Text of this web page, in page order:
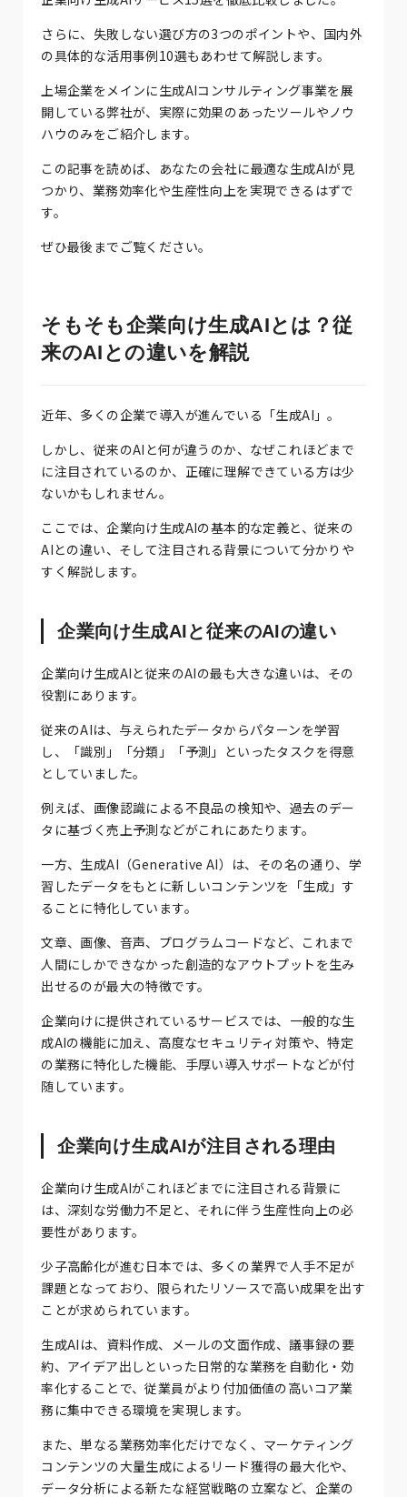
さらに、失敗しない選び方の3つのポイントや、国内外
の具体的な活用事例10選もあわせて解説します。
上場企業をメインに生成AIコンサルティング事業を展
開している弊社が、実際に効果のあったツールやノウ
ハウのみをご紹介します。
この記事を読めば、あなたの会社に最適な生成AIが見
つかり、業務効率化や生産性向上を実現できるはずで
す。
ぜひ最後までご覧ください。
そもそも企業向け生成AIとは？従
来のAIとの違いを解説
近年、多くの企業で導入が進んでいる「生成AI」。
しかし、従来のAIと何が違うのか、なぜこれほどまで
に注目されているのか、正確に理解できている方は少
ないかもしれません。
ここでは、企業向け生成AIの基本的な定義と、従来の
AIとの違い、そして注目される背景について分かりや
すく解説します。
企業向け生成AIと従来のAIの違い
企業向け生成AIと従来のAIの最も大きな違いは、その
役割にあります。
従来のAIは、与えられたデータからパターンを学習
し、「識別」「分類」「予測」といったタスクを得意
としていました。
例えば、画像認識による不良品の検知や、過去のデー
タに基づく売上予測などがこれにあたります。
一方、生成AI（Generative AI）は、その名の通り、学
習したデータをもとに新しいコンテンツを「生成」す
ることに特化しています。
文章、画像、音声、プログラムコードなど、これまで
人間にしかできなかった創造的なアウトプットを生み
出せるのが最大の特徴です。
企業向けに提供されているサービスでは、一般的な生
成AIの機能に加え、高度なセキュリティ対策や、特定
の業務に特化した機能、手厚い導入サポートなどが付
随しています。
企業向け生成AIが注目される理由
企業向け生成AIがこれほどまでに注目される背景に
は、深刻な労働力不足と、それに伴う生産性向上の必
要性があります。
少子高齢化が進む日本では、多くの業界で人手不足が
課題となっており、限られたリソースで高い成果を出す
ことが求められています。
生成AIは、資料作成、メールの文面作成、議事録の要
約、アイデア出しといった日常的な業務を自動化・効
率化することで、従業員がより付加価値の高いコア業
務に集中できる環境を実現します。
また、単なる業務効率化だけでなく、マーケティング
コンテンツの大量生成によるリード獲得の最大化や、
データ分析による新たな経営戦略の立案など、企業の